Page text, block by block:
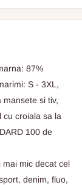
87%
S - 3XL,
si tiv,
cu croiala sa la
100 de
mic decat cel
denim, fluo,